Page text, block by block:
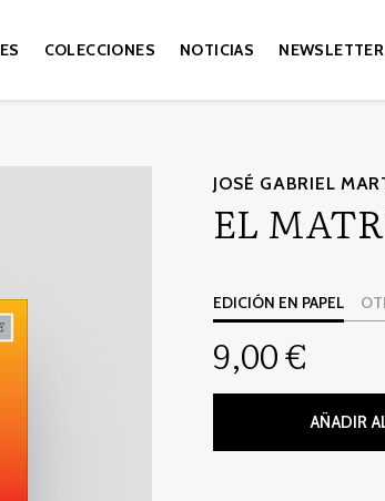
COLECCIONES NOTICIAS NEWSLETTER
JOSÉ GABRIEL
EL
EDICIÓN EN PAPEL
9,00 €
AÑADIR